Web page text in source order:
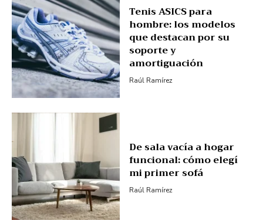
Tenis ASICS para
hombre: los modelos
que destacan por su
soporte y
amortiguación
Raúl Ramírez
De sala vacía a hogar
funcional: cómo elegí
mi primer sofá
Raúl Ramírez